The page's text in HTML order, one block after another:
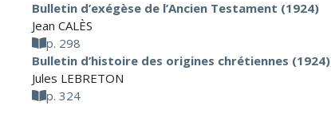
Bulletin d’exégèse de l’Ancien Testament (1924)
Jean CALÈS
p. 298
Bulletin d’histoire des origines chrétiennes (1924)
Jules LEBRETON
p. 324